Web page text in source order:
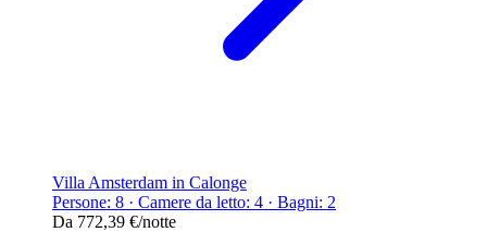
Villa Amsterdam in Calonge
Persone: 8 · Camere da letto: 4 · Bagni: 2
Da 772,39 €/notte